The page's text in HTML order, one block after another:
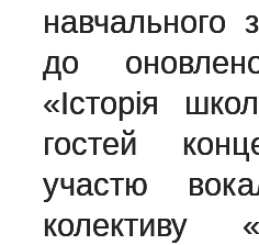
навчального
до
«Історія
гостей
участю
колективу